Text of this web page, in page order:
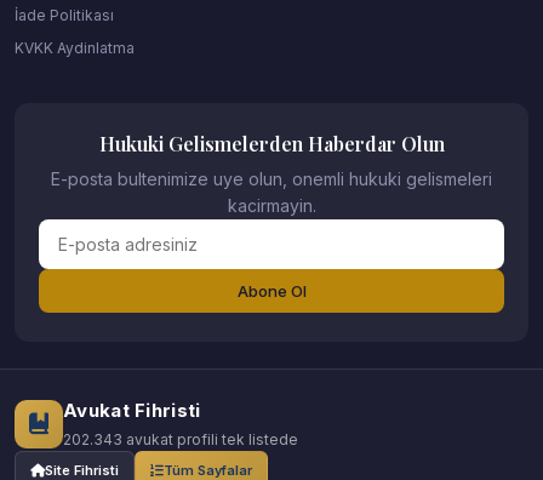
İade Politikası
KVKK Aydinlatma
Hukuki Gelismelerden Haberdar Olun
E-posta bultenimize uye olun, onemli hukuki gelismeleri
kacirmayin.
Abone Ol
Avukat Fihristi
202.343 avukat profili tek listede
Site Fihristi Tüm Sayfalar